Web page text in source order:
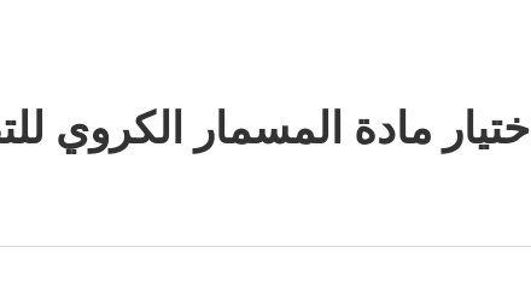
اختيار مادة المسمار الكروي